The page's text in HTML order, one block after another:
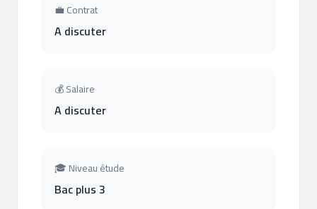
💼 Contrat
A discuter
💰 Salaire
A discuter
🎓 Niveau étude
Bac plus 3